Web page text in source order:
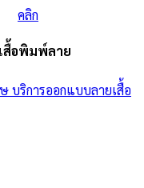
คลิก
สื้อพิมพ์ลาย